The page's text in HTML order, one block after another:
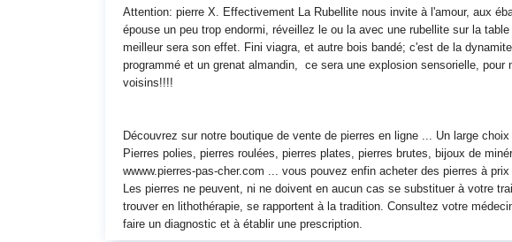
Attention: pierre X. Effectivement La Rubellite nous invite à l'amour, aux
épouse un peu trop endormi, réveillez le ou la avec une rubellite sur la
meilleur sera son effet. Fini viagra, et autre bois bandé; c'est de la
programmé et un grenat almandin, ce sera une explosion sensorielle, pour
voisins!!!!
Découvrez sur notre boutique de vente de pierres en ligne ... Un large
Pierres polies, pierres roulées, pierres plates, pierres brutes, bijoux de
wwww.pierres-pas-cher.com ... vous pouvez enfin acheter des pierres à
Les pierres ne peuvent, ni ne doivent en aucun cas se substituer à votre
trouver en lithothérapie, se rapportent à la tradition. Consultez votre
faire un diagnostic et à établir une prescription.